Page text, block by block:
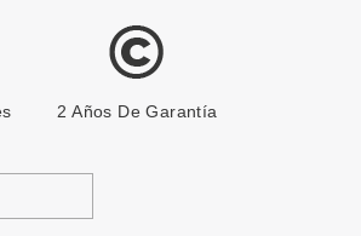
2 Años De Garantía